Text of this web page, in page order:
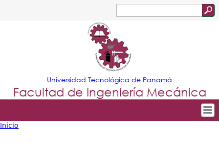
Jump to navigation
de
búsqueda
Universidad Tecnológica de Panamá
Facultad de Ingeniería Mecánica
Tropical
Inicio